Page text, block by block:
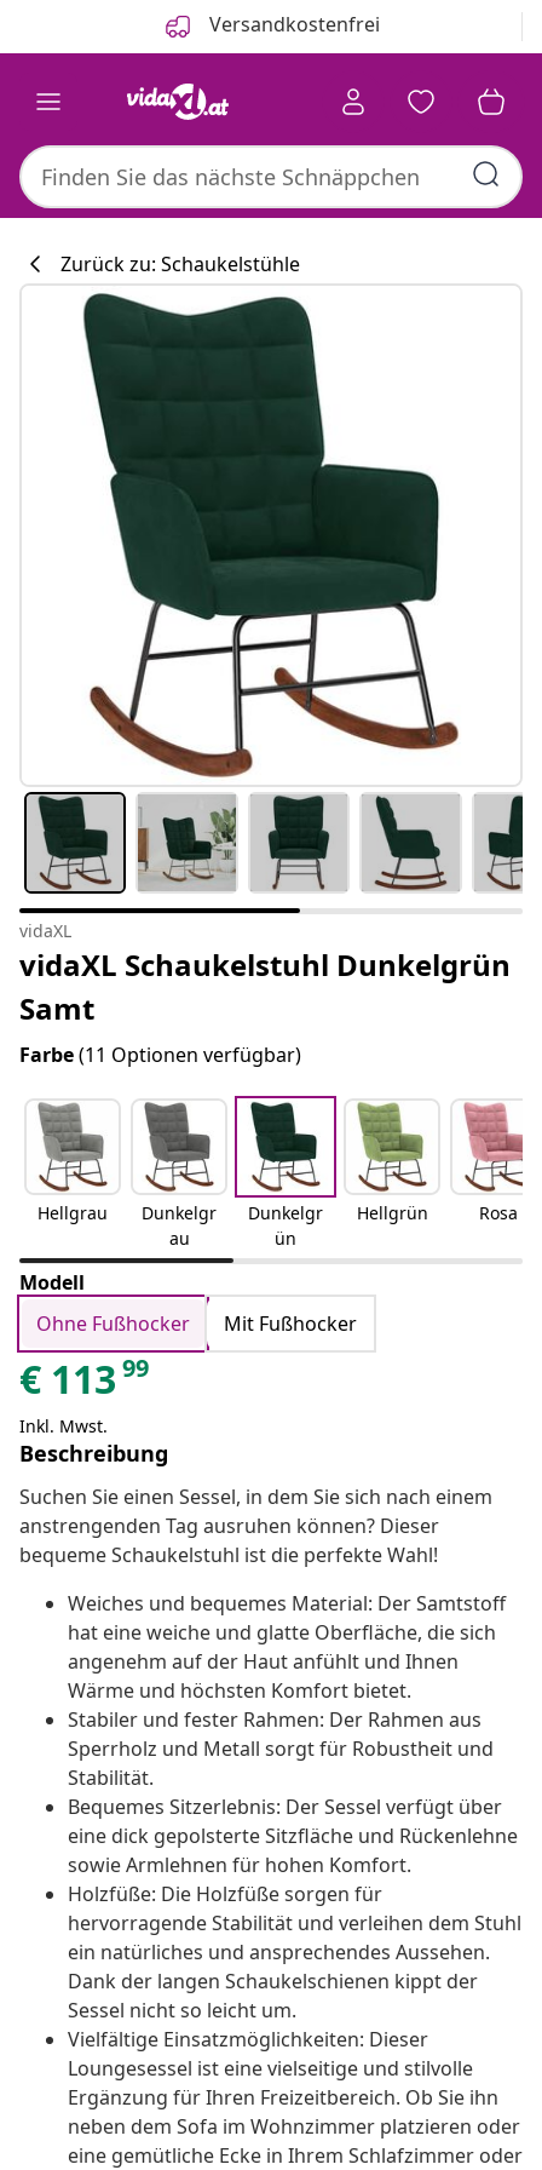
Versandkostenfrei
#sharemevidaxl
Zurück zu: Schaukelstühle
vidaXL
vidaXL Schaukelstuhl Dunkelgrün
Samt
Farbe(11 Optionen verfügbar)
Hellgrau
Dunkelgr
au
Dunkelgr
ün
Hellgrün Rosa
Modell
Ohne Fußhocker
Mit Fußhocker
€ 113 99
Inkl. Mwst.
Beschreibung
Suchen Sie einen Sessel, in dem Sie sich nach einem
anstrengenden Tag ausruhen können? Dieser
bequeme Schaukelstuhl ist die perfekte Wahl!
Weiches und bequemes Material: Der Samtstoff
hat eine weiche und glatte Oberfläche, die sich
angenehm auf der Haut anfühlt und Ihnen
Wärme und höchsten Komfort bietet.
Stabiler und fester Rahmen: Der Rahmen aus
Sperrholz und Metall sorgt für Robustheit und
Stabilität.
Bequemes Sitzerlebnis: Der Sessel verfügt über
eine dick gepolsterte Sitzfläche und Rückenlehne
sowie Armlehnen für hohen Komfort.
Holzfüße: Die Holzfüße sorgen für
hervorragende Stabilität und verleihen dem Stuhl
ein natürliches und ansprechendes Aussehen.
Dank der langen Schaukelschienen kippt der
Sessel nicht so leicht um.
Vielfältige Einsatzmöglichkeiten: Dieser
Loungesessel ist eine vielseitige und stilvolle
Ergänzung für Ihren Freizeitbereich. Ob Sie ihn
neben dem Sofa im Wohnzimmer platzieren oder
eine gemütliche Ecke in Ihrem Schlafzimmer oder